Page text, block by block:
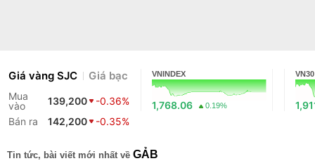
Giá vàng SJC Giá bạc
Mua
vào
139,200
-0.36%
Bán ra
142,200 -0.35%
VNINDEX
1,768.06 0.19%
VN30
Tin tức, bài viết mới nhất về GẢB